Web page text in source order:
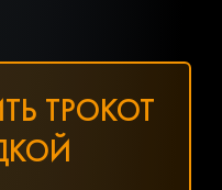
для Mini,
форму на нашем
товаров? Наш
по телефону
08 или напишите в
ТРОКОТ